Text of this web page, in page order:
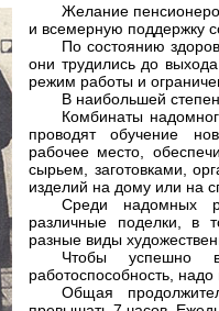
Желание
и всемерную поддержку
По состоянию
они трудились до
режим работы и
В наибольшей
Комбинаты
проводят обучение
рабочее место,
сырьем, заготовками,
изделий на дому или на
Среди надомных
различные поделки, в
разные виды
Чтобы успешно
работоспособность,
Общая